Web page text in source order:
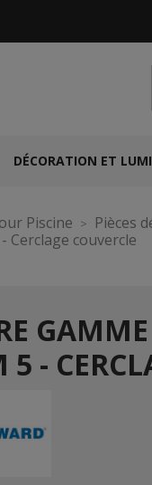
DÉCORATION ET
Piscine
Pièces
Cerclage couvercle
-